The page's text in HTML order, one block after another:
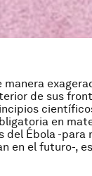
de sus
en
Ébola -para
en el futuro-,